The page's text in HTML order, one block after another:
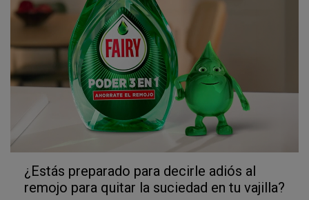
¿Estás preparado para decirle adiós al
remojo para quitar la suciedad en tu vajilla?